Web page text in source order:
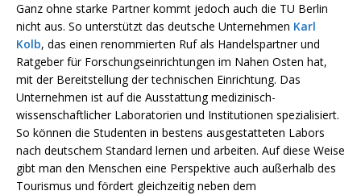
Ganz ohne starke Partner kommt jedoch auch die TU Berlin
nicht aus. So unterstützt das deutsche Unternehmen Karl
Kolb, das einen renommierten Ruf als Handelspartner und
Ratgeber für Forschungseinrichtungen im Nahen Osten hat,
mit der Bereitstellung der technischen Einrichtung. Das
Unternehmen ist auf die Ausstattung medizinisch-
wissenschaftlicher Laboratorien und Institutionen spezialisiert.
So können die Studenten in bestens ausgestatteten Labors
nach deutschem Standard lernen und arbeiten. Auf diese Weise
gibt man den Menschen eine Perspektive auch außerhalb des
Tourismus und fördert gleichzeitig neben dem